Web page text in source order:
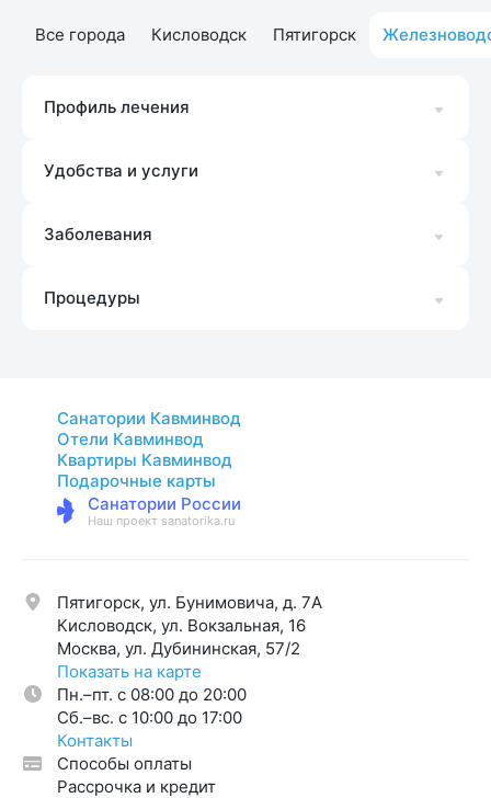
Все города Кисловодск Пятигорск
Профиль лечения
Удобства и услуги
Заболевания
Процедуры
Санатории Кавминвод
Отели Кавминвод
Квартиры Кавминвод
Подарочные карты
Санатории России
Наш проект sanatorika.ru
Пятигорск, ул. Бунимовича, д. 7A
Кисловодск, ул. Вокзальная, 16
Москва, ул. Дубининская, 57/2
Показать на карте
Пн.–пт. с 08:00 до 20:00
Cб.–вс. с 10:00 до 17:00
Контакты
Способы оплаты
Рассрочка и кредит